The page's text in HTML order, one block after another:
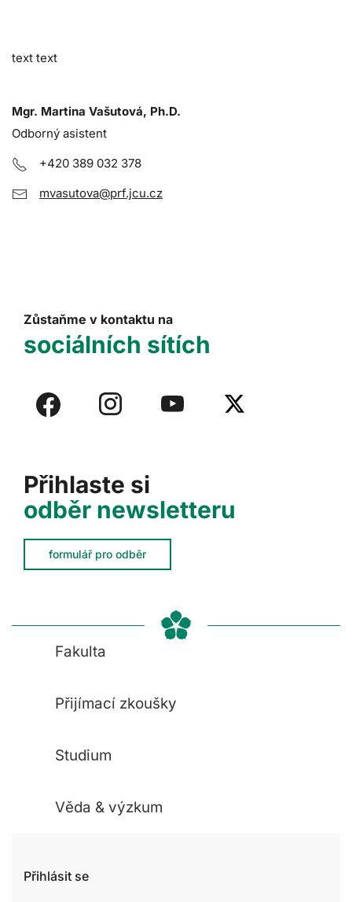
text text
Mgr. Martina Vašutová, Ph.D.
Odborný asistent
+420 389 032 378
mvasutova@prf.jcu.cz
Přihlaste si
odběr newsletteru
formulář pro odběr
Zůstaňme v kontaktu na
sociálních sítích
Fakulta
Přijímací zkoušky
Studium
Věda & výzkum
Přihlásit se